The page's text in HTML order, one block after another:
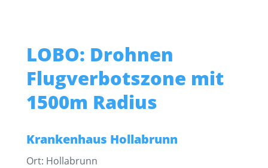
LOBO: Drohnen
Flugverbotszone mit
1500m Radius
Krankenhaus Hollabrunn
Ort: Hollabrunn